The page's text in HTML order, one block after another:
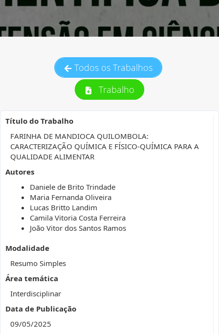
Todos os Trabalhos
Trabalho
Título do Trabalho
FARINHA DE MANDIOCA QUILOMBOLA:
CARACTERIZAÇÃO QUÍMICA E FÍSICO-QUÍMICA PARA A
QUALIDADE ALIMENTAR
Autores
Daniele de Brito Trindade
Maria Fernanda Oliveira
Lucas Britto Landim
Camila Vitoria Costa Ferreira
João Vitor dos Santos Ramos
Modalidade
Resumo Simples
Área temática
Interdisciplinar
Data de Publicação
09/05/2025